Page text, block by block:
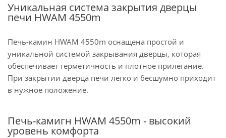
Уникальная система закрытия дверцы
печи HWAM 4550m
Печь-камин HWAM 4550m оснащена простой и
уникальной системой закрывания дверцы, которая
обеспечивает герметичность и плотное прилегание.
При закрытии дверца печи легко и бесшумно приходит
в нужное положение.
Печь-камигн HWAM 4550m - высокий
уровень комфорта